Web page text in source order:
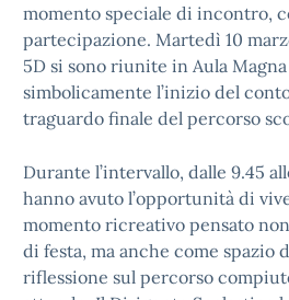
momento speciale di incontro,
partecipazione. Martedì 10
5D si sono riunite in Aula
simbolicamente l’inizio del
traguardo finale del percorso
Durante l’intervallo, dalle 9.45
hanno avuto l’opportunità di
momento ricreativo pensato
di festa, ma anche come spazio
riflessione sul percorso